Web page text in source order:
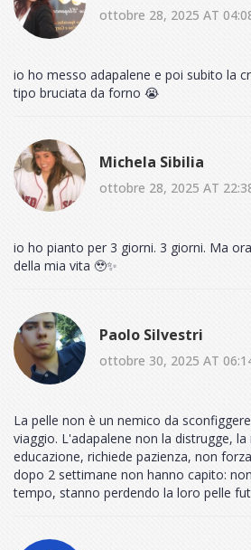
ottobre 28, 2025 AT
io ho messo adapalene e poi subito la
tipo bruciata da forno 😭
Michela Sibilia
ottobre 28, 2025 AT
io ho pianto per 3 giorni. 3 giorni. Ma
della mia vita 🥹✨
Paolo Silvestri
ottobre 30, 2025 AT
La pelle non è un nemico da
viaggio. L'adapalene non la distrugge,
educazione, richiede pazienza, non
dopo 2 settimane non hanno capito:
tempo, stanno perdendo la loro pelle